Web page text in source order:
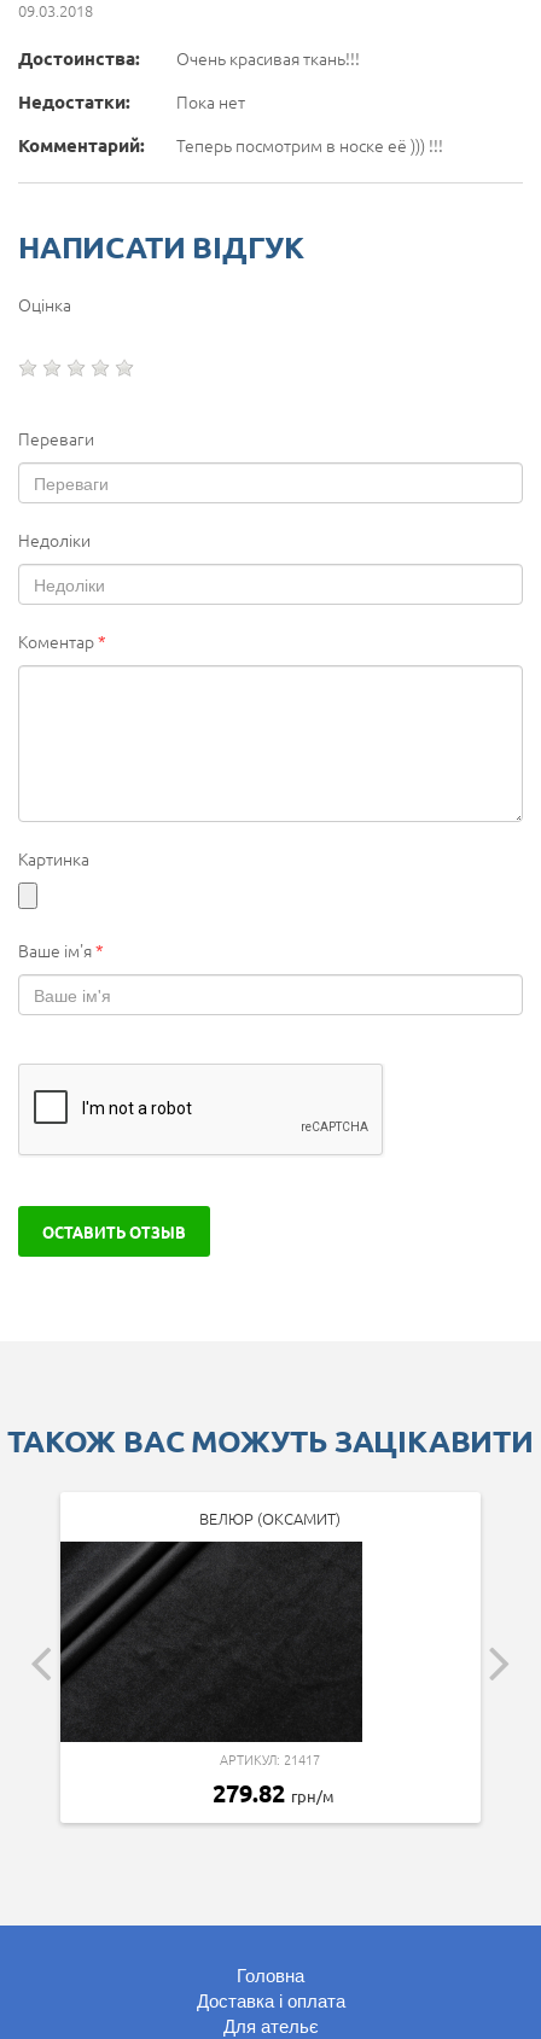
09.03.2018
Достоинства:
Очень красивая ткань!!!
Недостатки:
Пока нет
Комментарий:
Теперь посмотрим в носке её ))) !!!
НАПИСАТИ ВІДГУК
Оцінка
Переваги
Недоліки
Коментар*
Картинка
Ваше ім'я*
ОСТАВИТЬ ОТЗЫВ
ТАКОЖ ВАС МОЖУТЬ ЗАЦІКАВИТИ
ВЕЛЮР (ОКСАМИТ)
АРТИКУЛ: 21417
279.82 грн/м
Головна
Доставка і оплата
Для ательє